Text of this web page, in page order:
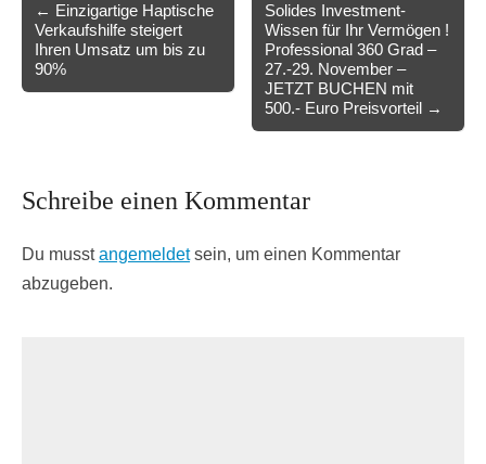
navigation
← Einzigartige Haptische
Verkaufshilfe steigert
Ihren Umsatz um bis zu
90%
Solides Investment-
Wissen für Ihr Vermögen !
Professional 360 Grad –
27.-29. November –
JETZT BUCHEN mit
500.- Euro Preisvorteil →
Schreibe einen Kommentar
Du musstangemeldetsein, um einen Kommentar
abzugeben.